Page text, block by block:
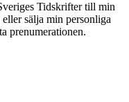
Tidskrifter till min
sälja min personliga
prenumerationen.